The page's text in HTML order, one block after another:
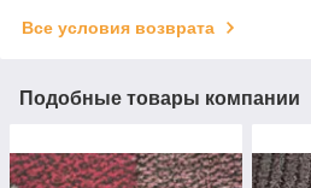
Все условия возврата
Подобные товары компании